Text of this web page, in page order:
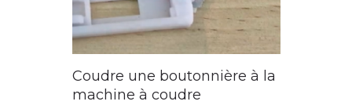
Coudre une boutonnière à la
machine à coudre